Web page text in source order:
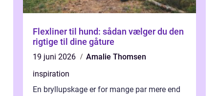
Flexliner til hund: sådan vælger du den
rigtige til dine gåture
19 juni 2026
Amalie Thomsen
inspiration
En bryllupskage er for mange par mere end